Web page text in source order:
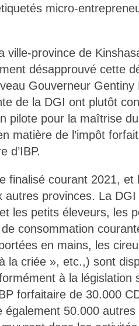
micro-
ville-province de
désapprouvé cette
Gouverneur
de la DGI ont plutôt
pilote pour la maîtrise
matière de l’impôt
d’IBP.
finalisé courant 2021, et
autres provinces. La
les petits éleveurs, les
consommation
en mains, les
la criée », etc.,) sont
à la législation
forfaitaire de 30.000
également 50.000